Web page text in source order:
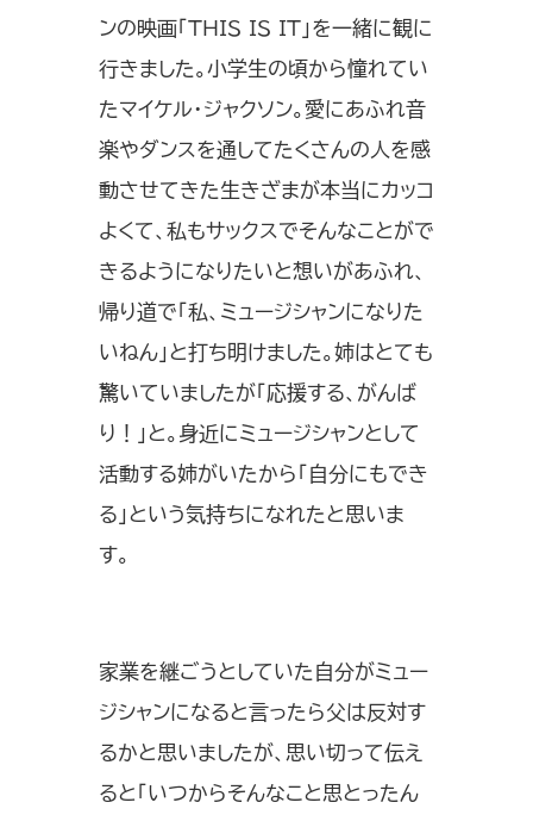
ンの映画「THIS IS IT」を一緒に観に
行きました。小学生の頃から憧れてい
たマイケル・ジャクソン。愛にあふれ音
楽やダンスを通してたくさんの人を感
動させてきた生きざまが本当にカッコ
よくて、私もサックスでそんなことがで
きるようになりたいと想いがあふれ、
帰り道で「私、ミュージシャンになりた
いねん」と打ち明けました。姉はとても
驚いていましたが「応援する、がんば
り！」と。身近にミュージシャンとして
活動する姉がいたから「自分にもでき
る」という気持ちになれたと思いま
す。
家業を継ごうとしていた自分がミュー
ジシャンになると言ったら父は反対す
るかと思いましたが、思い切って伝え
ると「いつからそんなこと思とったん